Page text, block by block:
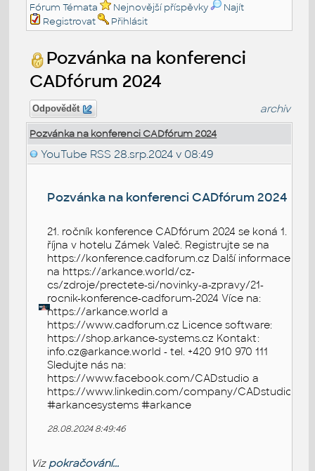
Fórum Témata
Nejnovější příspěvky
Najít
Registrovat
Přihlásit
Pozvánka na konferenci
CADfórum 2024
Odpovědět archiv
Pozvánka na konferenci CADfórum 2024
YouTube RSS 28.srp.2024 v 08:49
Pozvánka na konferenci CADfórum 2024
21. ročník konference CADfórum 2024 se koná 1.
října v hotelu Zámek Valeč. Registrujte se na
https://konference.cadforum.cz Další informace
na https://arkance.world/cz-
cs/zdroje/prectete-si/novinky-a-zpravy/21-
rocnik-konference-cadforum-2024 Více na:
https://arkance.world a
https://www.cadforum.cz Licence software:
https://shop.arkance-systems.cz Kontakt:
info.cz@arkance.world - tel. +420 910 970 111
Sledujte nás na:
https://www.facebook.com/CADstudio a
https://www.linkedin.com/company/CADstudio
#arkancesystems #arkance
28.08.2024 8:49:46
Viz pokračování...